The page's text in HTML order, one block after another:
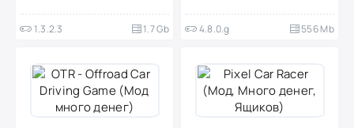
1.3.2.3 1.7 Gb 4.8.0.g 556 Mb